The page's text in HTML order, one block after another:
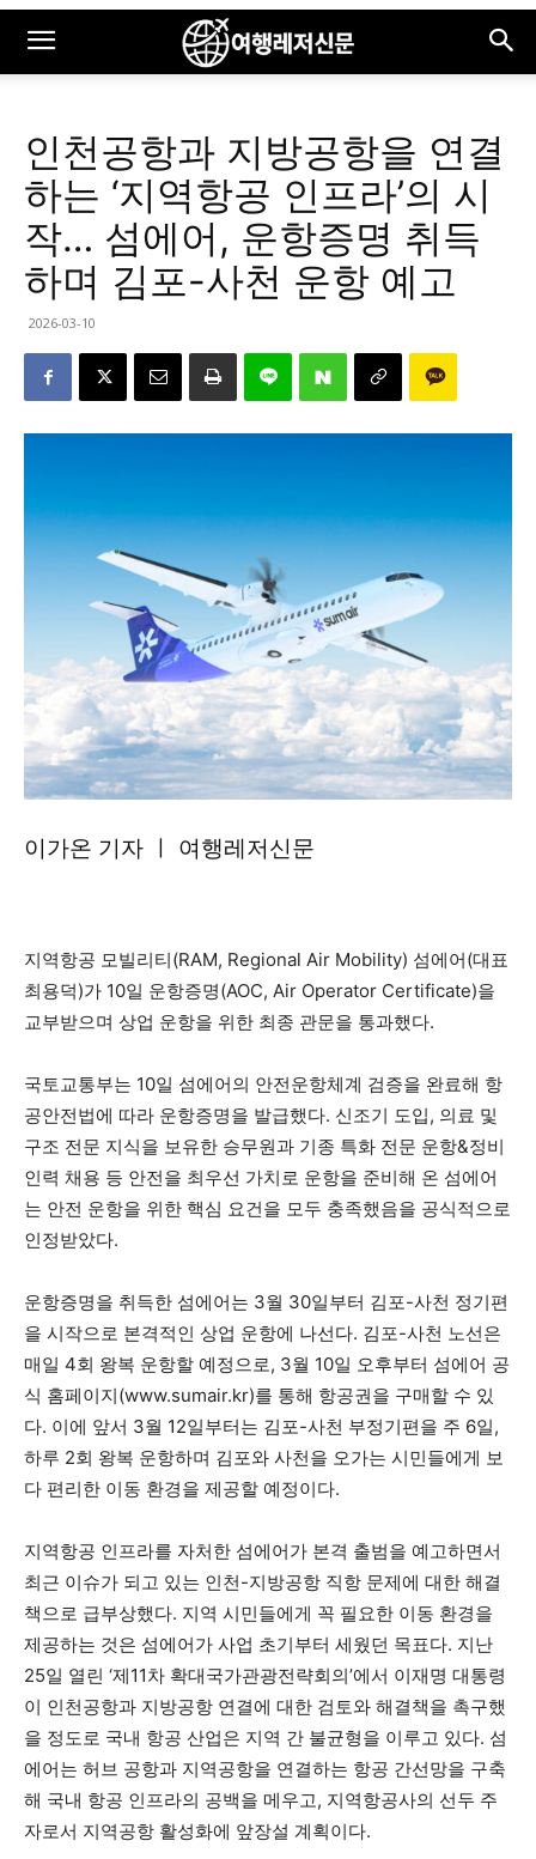
인천공항과 지방공항을 연결
하는 ‘지역항공 인프라’의 시
작… 섬에어, 운항증명 취득
하며 김포-사천 운항 예고
2026-03-10
이가온 기자 ㅣ 여행레저신문
지역항공 모빌리티(RAM, Regional Air Mobility) 섬에어(대표
최용덕)가 10일 운항증명(AOC, Air Operator Certificate)을
교부받으며 상업 운항을 위한 최종 관문을 통과했다.
국토교통부는 10일 섬에어의 안전운항체계 검증을 완료해 항
공안전법에 따라 운항증명을 발급했다. 신조기 도입, 의료 및
구조 전문 지식을 보유한 승무원과 기종 특화 전문 운항&정비
인력 채용 등 안전을 최우선 가치로 운항을 준비해 온 섬에어
는 안전 운항을 위한 핵심 요건을 모두 충족했음을 공식적으로
인정받았다.
운항증명을 취득한 섬에어는 3월 30일부터 김포-사천 정기편
을 시작으로 본격적인 상업 운항에 나선다. 김포-사천 노선은
매일 4회 왕복 운항할 예정으로, 3월 10일 오후부터 섬에어 공
식 홈페이지(www.sumair.kr)를 통해 항공권을 구매할 수 있
다. 이에 앞서 3월 12일부터는 김포-사천 부정기편을 주 6일,
하루 2회 왕복 운항하며 김포와 사천을 오가는 시민들에게 보
다 편리한 이동 환경을 제공할 예정이다.
지역항공 인프라를 자처한 섬에어가 본격 출범을 예고하면서
최근 이슈가 되고 있는 인천-지방공항 직항 문제에 대한 해결
책으로 급부상했다. 지역 시민들에게 꼭 필요한 이동 환경을
제공하는 것은 섬에어가 사업 초기부터 세웠던 목표다. 지난
25일 열린 ‘제11차 확대국가관광전략회의’에서 이재명 대통령
이 인천공항과 지방공항 연결에 대한 검토와 해결책을 촉구했
을 정도로 국내 항공 산업은 지역 간 불균형을 이루고 있다. 섬
에어는 허브 공항과 지역공항을 연결하는 항공 간선망을 구축
해 국내 항공 인프라의 공백을 메우고, 지역항공사의 선두 주
자로서 지역공항 활성화에 앞장설 계획이다.